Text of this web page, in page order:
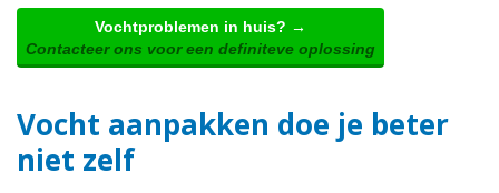
Vochtproblemen in huis? →
Contacteer ons voor een definiteve oplossing
Vocht aanpakken doe je beter
niet zelf